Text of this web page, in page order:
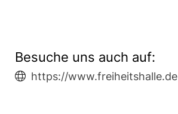
Besuche uns auch auf:
https://www.freiheitshalle.de